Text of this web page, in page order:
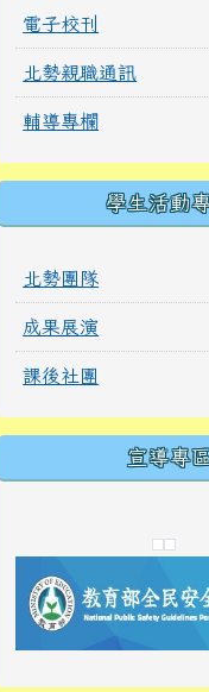
電子校刊
北勢親職通訊
輔導專欄
學生活動
北勢團隊
成果展演
課後社團
宣導專區
link
link
link
link
link
link
link
link
link
link
link
link
link